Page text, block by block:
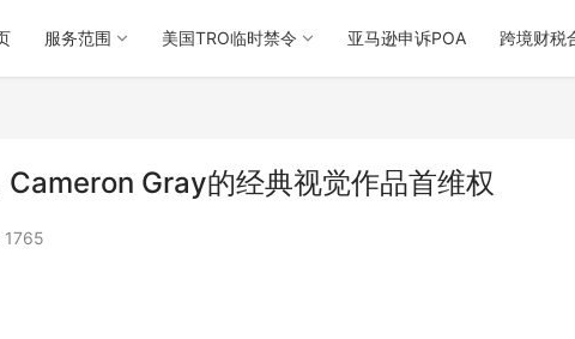
服务范围 美国TRO临时禁令 亚马逊申诉POA 跨境财税
Gray的经典视觉作品首维权
1765